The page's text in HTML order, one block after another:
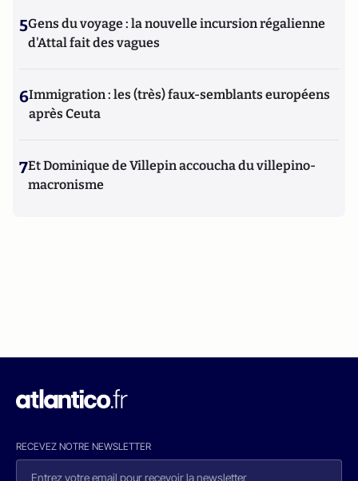
5Gens du voyage : la nouvelle incursion régalienne
d'Attal fait des vagues
6Immigration : les (très) faux-semblants européens
après Ceuta
7Et Dominique de Villepin accoucha du villepino-
macronisme
RECEVEZ NOTRE NEWSLETTER